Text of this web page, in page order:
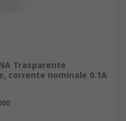
Trasparente
corrente nominale 0.1A